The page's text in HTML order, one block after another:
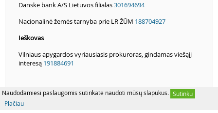
Naudodamiesi paslaugomis sutinkate naudoti mūsų slapukus. Sutinku
Plačiau
Danske bank A/S Lietuvos filialas301694694
Nacionalinė žemės tarnyba prie LR ŽŪM 188704927
Ieškovas
Vilniaus apygardos vyriausiasis prokuroras, gindamas viešąjį
interesą 191884691